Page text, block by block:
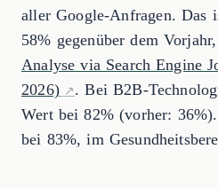
aller Google-Anfragen. Das
58% gegenüber dem
Analyse via Search Engine
2026)
. Bei B2B-
Wert bei 82% (vorher:
bei 83%, im